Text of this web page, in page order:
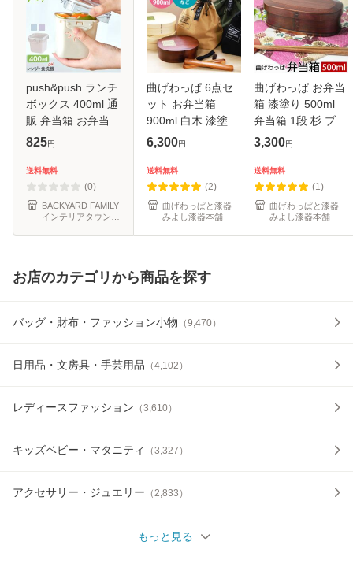
push&push ランチ
ボックス 400ml 通
販 弁当箱 お弁当箱
おかず入れ フード
1段 一段 ワンプッ
シュ おしゃれ 本体
のみ
825円
送料無料
(0)
BACKYARD FAMILY
インテリアタウン
店
曲げわっぱ 6点セ
ット お弁当箱
900ml 白木 漆塗り
小判型 弁当箱 1段
箱 まげわっぱ ラン
チボックス お箸 箸
箱 保冷ラ
6,300円
送料無料
(2)
曲げわっぱと漆器
みよし漆器本舗
曲げわっぱ お弁当
箱 漆塗り 500ml
弁当箱 1段 杉 ブラ
ウン 茶 お弁当箱
子 女子 大人 子供
女の子 男の子 小判
型 お
3,300円
送料無料
(1)
曲げわっぱと漆器
みよし漆器本舗
お店のカテゴリから商品を探す
バッグ・財布・ファッション小物 （9,470）
日用品・文房具・手芸用品 （4,102 ）
レディースファッション （3,610）
キッズベビー・マタニティ （3,327 ）
アクセサリー・ジュエリー （2,833 ）
もっと見る